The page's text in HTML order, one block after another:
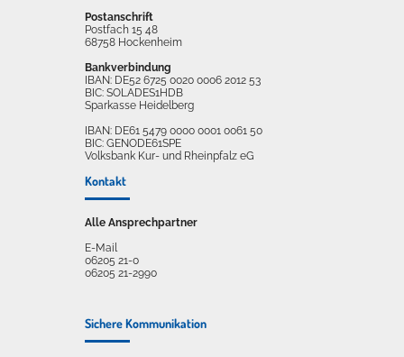
Postanschrift
Postfach 15 48
68758 Hockenheim
Bankverbindung
IBAN: DE52 6725 0020 0006 2012 53
BIC: SOLADES1HDB
Sparkasse Heidelberg
IBAN: DE61 5479 0000 0001 0061 50
BIC: GENODE61SPE
Volksbank Kur- und Rheinpfalz eG
Kontakt
Alle Ansprechpartner
E-Mail
06205 21-0
06205 21-2990
Sichere Kommunikation